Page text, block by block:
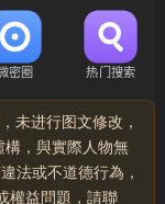
未进行图文修改，
構，與實際人物無
法或不道德行為，
權益問題，請聯